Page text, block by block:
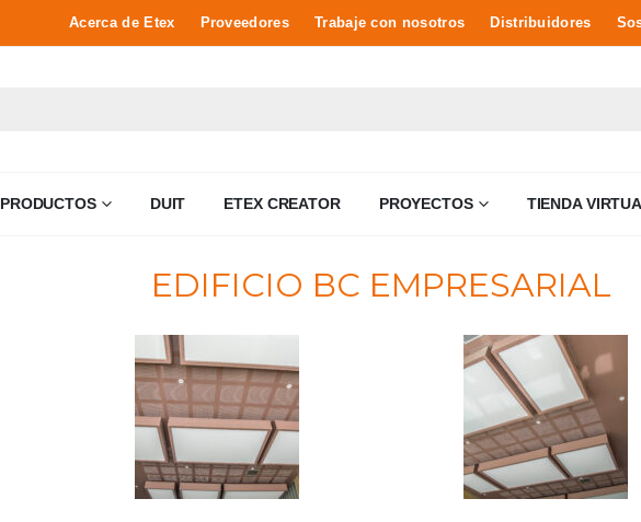
Acerca de Etex Proveedores Trabaje con nosotros Distribuidores
PRODUCTOS DUIT ETEX CREATOR PROYECTOS TIENDA
EDIFICIO BC EMPRESARIAL